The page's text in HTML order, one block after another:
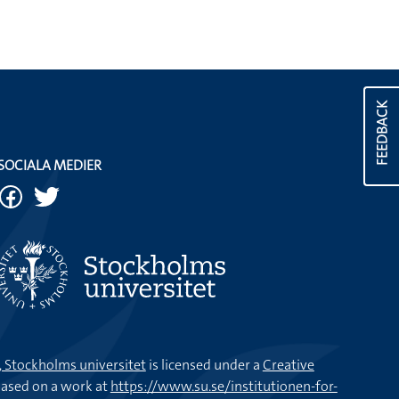
FEEDBACK
MEDIER
universitetis licensed under aCreative
on a work athttps://www.su.se/institutionen-for-